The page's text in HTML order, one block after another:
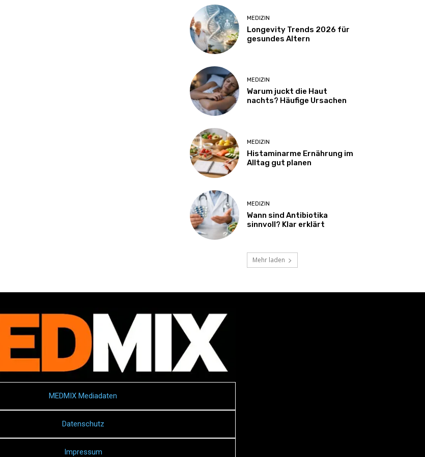
MEDIZIN
Longevity Trends 2026 für
gesundes Altern
MEDIZIN
Warum juckt die Haut
nachts? Häufige Ursachen
MEDIZIN
Histaminarme Ernährung im
Alltag gut planen
MEDIZIN
Wann sind Antibiotika
sinnvoll? Klar erklärt
Mehr laden
MEDMIX Mediadaten
Datenschutz
Impressum